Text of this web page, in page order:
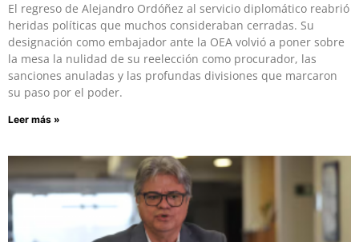
El regreso de Alejandro Ordóñez al servicio diplomático reabrió
heridas políticas que muchos consideraban cerradas. Su
designación como embajador ante la OEA volvió a poner sobre
la mesa la nulidad de su reelección como procurador, las
sanciones anuladas y las profundas divisiones que marcaron
su paso por el poder.
Leer más »